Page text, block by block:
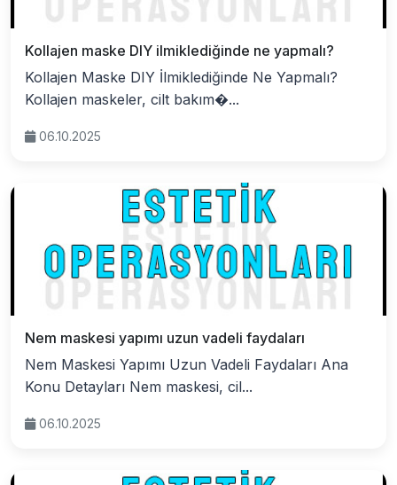
Kollajen maske DIY ilmiklediğinde ne yapmalı?
Kollajen Maske DIY İlmiklediğinde Ne Yapmalı?
Kollajen maskeler, cilt bakım�...
06.10.2025
Nem maskesi yapımı uzun vadeli faydaları
Nem Maskesi Yapımı Uzun Vadeli Faydaları Ana
Konu Detayları Nem maskesi, cil...
06.10.2025